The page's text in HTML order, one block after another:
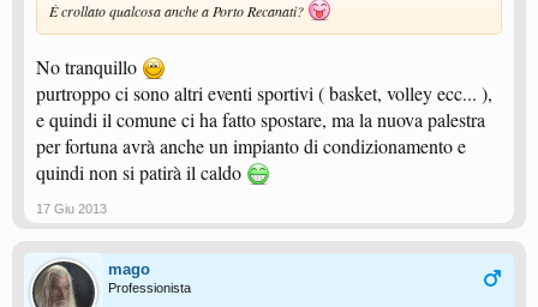
È crollato qualcosa anche a Porto Recanati?
No tranquillo
purtroppo ci sono altri eventi sportivi ( basket, volley ecc... ),
e quindi il comune ci ha fatto spostare, ma la nuova palestra
per fortuna avrà anche un impianto di condizionamento e
quindi non si patirà il caldo
17 Giu 2013
mago
Professionista